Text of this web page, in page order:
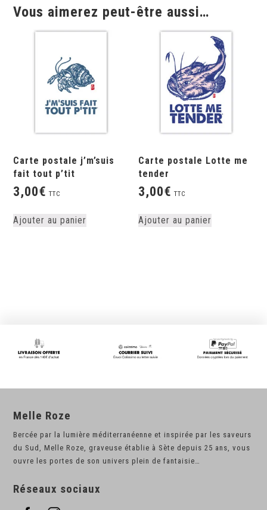
Vous aimerez peut-être aussi…
Carte postale j’m’suis
fait tout p’tit
3,00€ TTC
Ajouter au panier
Carte postale Lotte me
tender
3,00€ TTC
Ajouter au panier
Melle Roze
Bercée par la lumière méditerranéenne et inspirée par les saveurs
du Sud, Melle Roze, graveuse établie à Sète depuis 25 ans, vous
ouvre les portes de son univers plein de fantaisie…
Réseaux sociaux